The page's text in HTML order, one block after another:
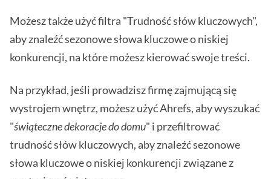
Możesz także użyć filtra "Trudność słów kluczowych",
aby znaleźć sezonowe słowa kluczowe o niskiej
konkurencji, na które możesz kierować swoje treści.
Na przykład, jeśli prowadzisz firmę zajmującą się
wystrojem wnętrz, możesz użyć Ahrefs, aby wyszukać
"świąteczne dekoracje do domu" i przefiltrować
trudność słów kluczowych, aby znaleźć sezonowe
słowa kluczowe o niskiej konkurencji związane z